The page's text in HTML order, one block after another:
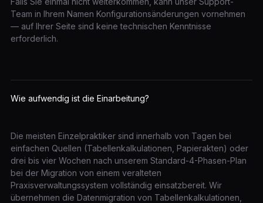
Team in Ihrem Namen Konfigurationsänderungen vornehmen
— auf Ihrer Seite sind keine technischen Kenntnisse
erforderlich.
Wie aufwendig ist die Einarbeitung?
Die meisten Einzelpraktiker sind innerhalb von Tagen bei
einfachen Quellen (Tabellenkalkulationen, Papierakten) oder
drei bis vier Wochen nach unserem Standard-4-Phasen-Plan
bei der Migration von einem veralteten
Praxisverwaltungssystem vollständig einsatzbereit. Wir
übernehmen die Datenmigration von Tabellenkalkulationen,